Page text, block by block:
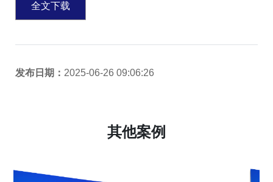
全文下载
发布日期： 2025-06-26 09:06:26
其他案例